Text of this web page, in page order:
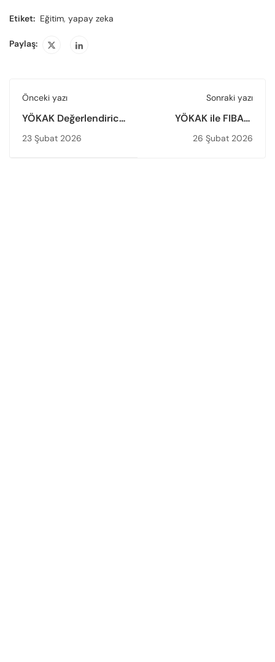
Etiket: Eğitim, yapay zeka
Paylaş:
Önceki yazı
YÖKAK Değerlendirici
Başvuruları Başladı
23 Şubat 2026
Sonraki yazı
YÖKAK ile FIBAA,
Uluslararası İş
26 Şubat 2026